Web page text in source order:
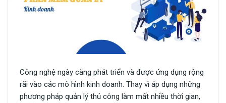
Công nghệ ngày càng phát triển và được ứng dụng rộng
rãi vào các mô hình kinh doanh. Thay vì áp dụng những
phương pháp quản lý thủ công làm mất nhiều thời gian,